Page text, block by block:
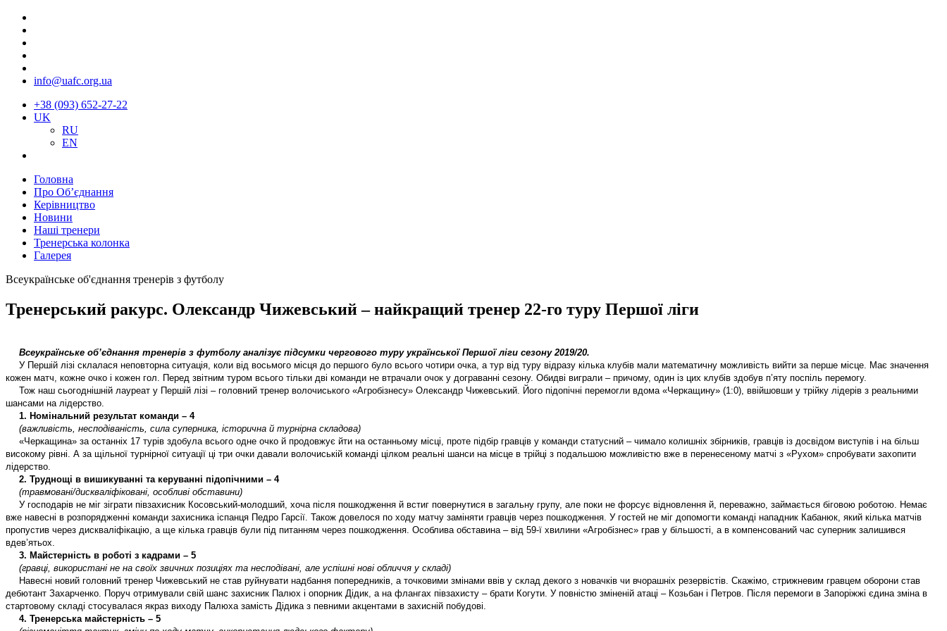
info@uafc.org.ua
+38 (093) 652-27-22
UK
RU
EN
Головна
Про Об’єднання
Керівництво
Новини
Наші тренери
Тренерська колонка
Галерея
Всеукраїнське об'єднання тренерів з футболу
Тренерський ракурс. Олександр Чижевський – найкращий тренер 22-го туру Першої ліги
Всеукраїнське об’єднання тренерів з футболу аналізує підсумки чергового туру української Першої ліги сезону 2019/20.
У Першій лізі склалася неповторна ситуація, коли від восьмого місця до першого було всього чотири очка, а тур від туру відразу кілька клубів мали математичну можливість вийти за перше місце. Має значення
кожен матч, кожне очко і кожен гол. Перед звітним туром всього тільки дві команди не втрачали очок у дограванні сезону. Обидві виграли – причому, один із цих клубів здобув п’яту поспіль перемогу.
Тож наш сьогоднішній лауреат у Першій лізі – головний тренер волочиського «Агробізнесу» Олександр Чижевський. Його підопічні перемогли вдома «Черкащину» (1:0), ввійшовши у трійку лідерів з реальними
шансами на лідерство.
1. Номінальний результат команди – 4
(важливість, несподіваність, сила суперника, історична й турнірна складова)
«Черкащина» за останніх 17 турів здобула всього одне очко й продовжує йти на останньому місці, проте підбір гравців у команди статусний – чимало колишніх збірників, гравців із досвідом виступів і на більш
високому рівні. А за щільної турнірної ситуації ці три очки давали волочиській команді цілком реальні шанси на місце в трійці з подальшою можливістю вже в перенесеному матчі з «Рухом» спробувати захопити
лідерство.
2. Труднощі в вишикуванні та керуванні підопічними – 4
(травмовані/дискваліфіковані, особливі обставини)
У господарів не міг зіграти півзахисник Косовський-молодший, хоча після пошкодження й встиг повернутися в загальну групу, але поки не форсує відновлення й, переважно, займається біговою роботою. Немає
вже навесні в розпорядженні команди захисника іспанця Педро Гарсії. Також довелося по ходу матчу заміняти гравців через пошкодження. У гостей не міг допомогти команді нападник Кабанюк, який кілька матчів
пропустив через дискваліфікацію, а ще кілька гравців були під питанням через пошкодження. Особлива обставина – від 59-ї хвилини «Агробізнес» грав у більшості, а в компенсований час суперник залишився
вдев’ятьох.
3. Майстерність в роботі з кадрами – 5
(гравці, використані не на своїх звичних позиціях та несподівані, але успішні нові обличчя у складі)
Навесні новий головний тренер Чижевський не став руйнувати надбання попередників, а точковими змінами ввів у склад декого з новачків чи вчорашніх резервістів. Скажімо, стрижневим гравцем оборони став
дебютант Захарченко. Поруч отримували свій шанс захисник Палюх і опорник Дідик, а на флангах півзахисту – брати Когути. У повністю зміненій атаці – Козьбан і Петров. Після перемоги в Запоріжжі єдина зміна в
стартовому складі стосувалася якраз виходу Палюха замість Дідика з певними акцентами в захисній побудові.
4. Тренерська майстерність – 5